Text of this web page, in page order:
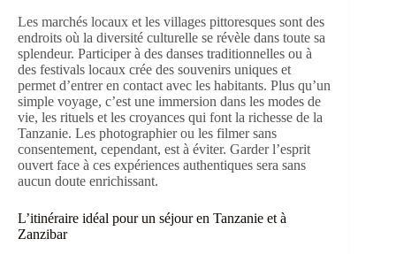
Les marchés locaux et les villages pittoresques sont des
endroits où la diversité culturelle se révèle dans toute sa
splendeur. Participer à des danses traditionnelles ou à
des festivals locaux crée des souvenirs uniques et
permet d’entrer en contact avec les habitants. Plus qu’un
simple voyage, c’est une immersion dans les modes de
vie, les rituels et les croyances qui font la richesse de la
Tanzanie. Les photographier ou les filmer sans
consentement, cependant, est à éviter. Garder l’esprit
ouvert face à ces expériences authentiques sera sans
aucun doute enrichissant.
L’itinéraire idéal pour un séjour en Tanzanie et à
Zanzibar